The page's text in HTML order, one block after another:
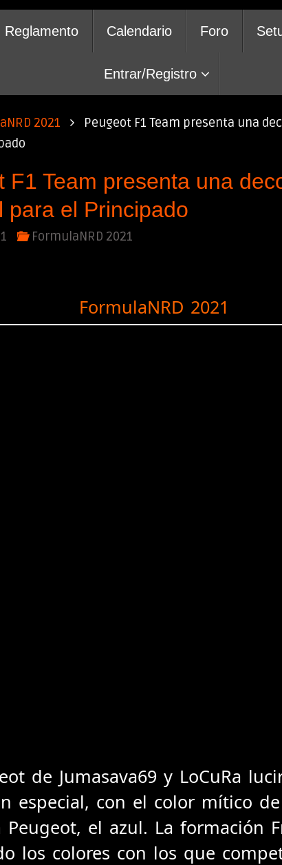
Reglamento Calendario Foro
Entrar/Registro
2021
Peugeot F1 Team presenta una
F1 Team presenta una
para el Principado
FormulaNRD 2021
FormulaNRD 2021
de Jumasava69 y LoCuRa
especial, con el color mítico
Peugeot, el azul. La formación
los colores con los que